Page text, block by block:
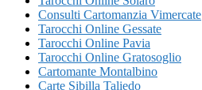
Consulti Cartomanzia Vimercate
Tarocchi Online Gessate
Tarocchi Online Pavia
Tarocchi Online Gratosoglio
Cartomante Montalbino
Carte Sibilla Taliedo